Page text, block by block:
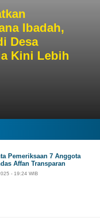
Ibadah,
Desa
Kini Lebih
Pemeriksaan 7 Anggota
Affan Transparan
- 19:24 WIB